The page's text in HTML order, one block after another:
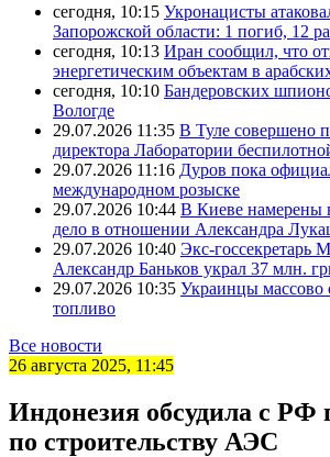
сегодня, 10:15 Укронацисты
Запорожской области: 1 погиб, 12
сегодня, 10:13 Иран сообщил, что
энергетическим объектам в
сегодня, 10:10 Бандеровских
Вологде
29.07.2026 11:35 В Туле совершено
директора Лаборатории
29.07.2026 11:16 Дуров пока
международном розыске
29.07.2026 10:44 В Киеве намерены
дело в отношении Александра
29.07.2026 10:40 Экс-
Александр Баньков украл 37 млн.
29.07.2026 10:35 Украинцы массово
топливо
Все новости
26 августа 2025, 11:45
Индонезия обсудила с РФ
по строительству АЭС